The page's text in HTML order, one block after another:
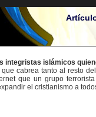
integristas islámicos
cabrea tanto al resto
que un grupo
el cristianismo a